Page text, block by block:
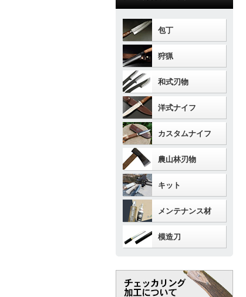
包丁
狩猟
和式刃物
洋式ナイフ
カスタムナイフ
農山林刃物
キット
メンテナンス材
模造刀